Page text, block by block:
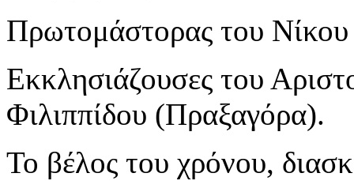
Πρωτομάστορας του
Εκκλησιάζουσες του
Φιλιππίδου (Πραξαγόρα).
Το βέλος του χρόνου,